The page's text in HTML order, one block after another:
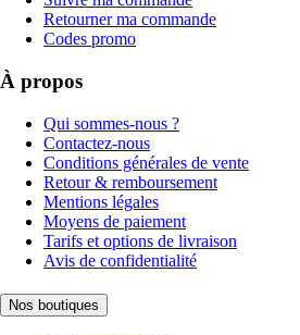
Retourner ma commande
Codes promo
À propos
Qui sommes-nous ?
Contactez-nous
Conditions générales de vente
Retour & remboursement
Mentions légales
Moyens de paiement
Tarifs et options de livraison
Avis de confidentialité
Nos boutiques